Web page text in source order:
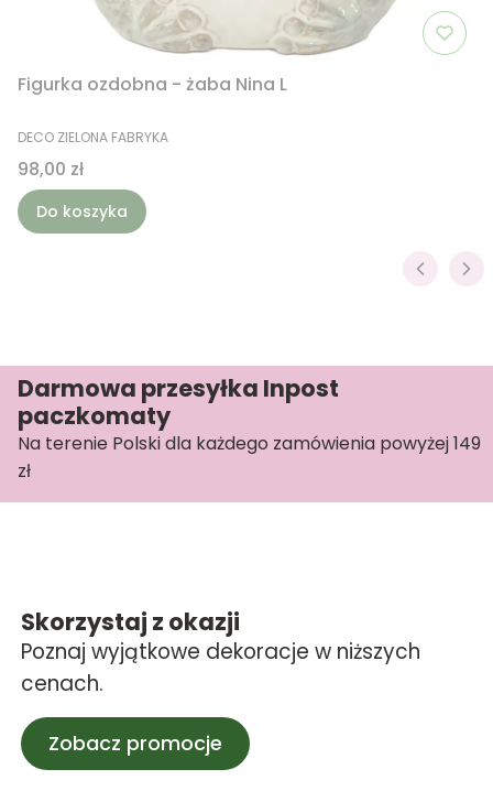
Figurka ozdobna - żaba Nina L
PRODUCENT
DECO ZIELONA FABRYKA
Cena
98,00 zł
Do koszyka
Darmowa przesyłka Inpost
paczkomaty
Na terenie Polski dla każdego zamówienia powyżej 149
zł
Skorzystaj z okazji
Poznaj wyjątkowe dekoracje w niższych
cenach.
Zobacz promocje